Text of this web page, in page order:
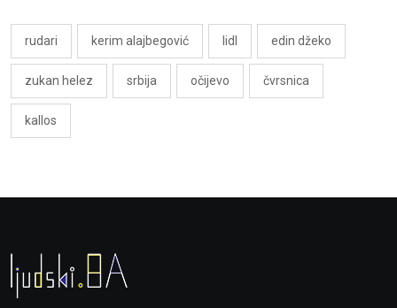
rudari kerim alajbegović lidl edin džeko
zukan helez srbija očijevo čvrsnica
kallos